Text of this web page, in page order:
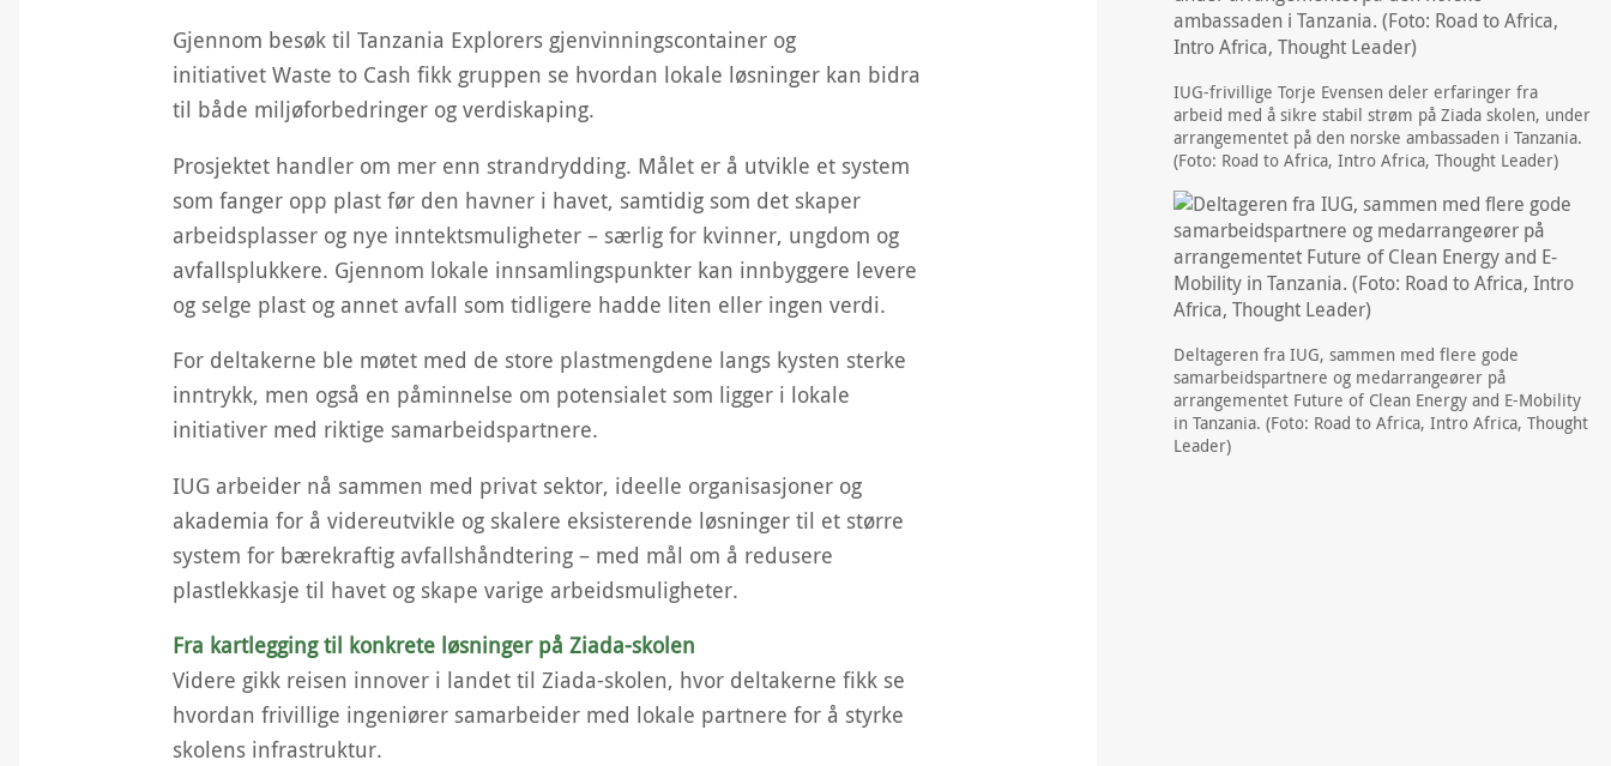
Gjennom besøk til Tanzania Explorers gjenvinningscontainer og
initiativet Waste to Cash fikk gruppen se hvordan lokale løsninger kan bidra
til både miljøforbedringer og verdiskaping.
Prosjektet handler om mer enn strandrydding. Målet er å utvikle et system
som fanger opp plast før den havner i havet, samtidig som det skaper
arbeidsplasser og nye inntektsmuligheter – særlig for kvinner, ungdom og
avfallsplukkere. Gjennom lokale innsamlingspunkter kan innbyggere levere
og selge plast og annet avfall som tidligere hadde liten eller ingen verdi.
For deltakerne ble møtet med de store plastmengdene langs kysten sterke
inntrykk, men også en påminnelse om potensialet som ligger i lokale
initiativer med riktige samarbeidspartnere.
IUG arbeider nå sammen med privat sektor, ideelle organisasjoner og
akademia for å videreutvikle og skalere eksisterende løsninger til et større
system for bærekraftig avfallshåndtering – med mål om å redusere
plastlekkasje til havet og skape varige arbeidsmuligheter.
Fra kartlegging til konkrete løsninger på Ziada-skolen
Videre gikk reisen innover i landet til Ziada-skolen, hvor deltakerne fikk se
hvordan frivillige ingeniører samarbeider med lokale partnere for å styrke
skolens infrastruktur.
IUG-frivillige Torje Evensen deler erfaringer fra
arbeid med å sikre stabil strøm på Ziada skolen, under
arrangementet på den norske ambassaden i Tanzania.
(Foto: Road to Africa, Intro Africa, Thought Leader)
Deltageren fra IUG, sammen med flere gode
samarbeidspartnere og medarrangeører på
arrangementet Future of Clean Energy and E-Mobility
in Tanzania. (Foto: Road to Africa, Intro Africa, Thought
Leader)